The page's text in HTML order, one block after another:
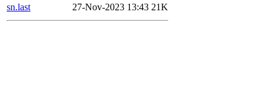
sn.last
27-Nov-2023 13:43 21K